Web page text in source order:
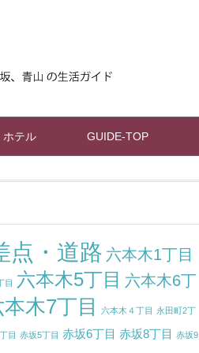
ホテル GUIDE-TOP
点・道路 六本木1丁目
目 六本木5丁目 六本木6丁
木7丁目 六本木４丁目 永田町2丁
目 赤坂5丁目 赤坂6丁目 赤坂8丁目 赤坂9